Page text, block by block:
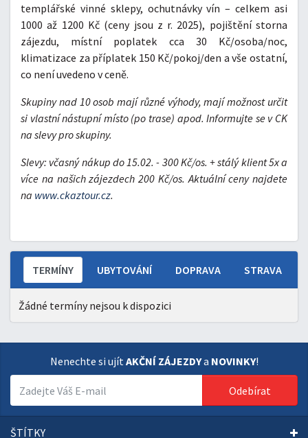
templářské vinné sklepy, ochutnávky vín – celkem asi
1000 až 1200 Kč (ceny jsou z r. 2025), pojištění storna
zájezdu, místní poplatek cca 30 Kč/osoba/noc,
klimatizace za příplatek 150 Kč/pokoj/den a vše ostatní,
co není uvedeno v ceně.
Skupiny nad 10 osob mají různé výhody, mají možnost určit
si vlastní nástupní místo (po trase) apod. Informujte se v CK
na slevy pro skupiny.
Slevy: včasný nákup do 15.02. - 300 Kč/os. + stálý klient 5x a
více na našich zájezdech 200 Kč/os. Aktuální ceny najdete
na www.ckaztour.cz.
TERMÍNY UBYTOVÁNÍ DOPRAVA STRAVA
Žádné termíny nejsou k dispozici
Nenechte si ujítAKČNÍ ZÁJEZDYa NOVINKY!
Odebírat
ŠTÍTKY